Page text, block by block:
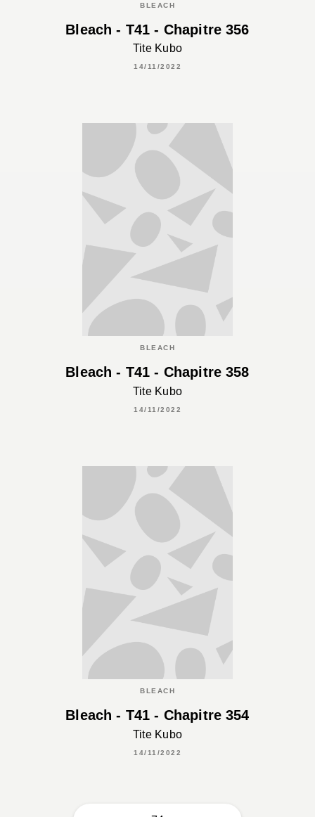
BLEACH
Bleach - T41 - Chapitre 356
Tite Kubo
14/11/2022
BLEACH
Bleach - T41 - Chapitre 358
Tite Kubo
14/11/2022
BLEACH
Bleach - T41 - Chapitre 354
Tite Kubo
14/11/2022